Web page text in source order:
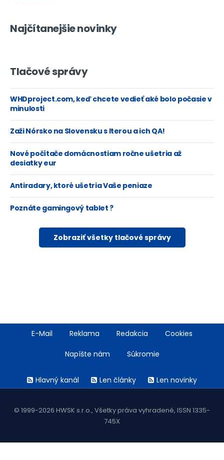
Najčítanejšie novinky
Tlačové správy
WHDproject.com, keď chcete vedieť aké bolo počasie v
minulosti
Zaži Nórsko na Slovensku s Iterou a ich QA!
Nové počítače domácnostiam ročne ušetria až
desiatky eur
Antiradary, ktoré ušetria Vaše peniaze
Poznáte gamingový tablet ?
Zobraziť všetky tlačové správy
FooterE-Mail Reklama Redakcia Cookies
Napíšte nám Súkromie
menuHlavný kanál Len články Len novinky
© 1999-2026 HWSK s.r.o., Všetky práva vyhradené, ISSN 1335-
745X